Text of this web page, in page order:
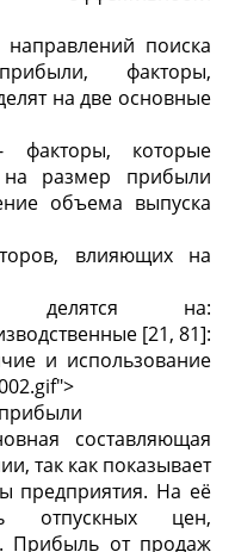
поиска
факторы,
на две основные
факторы, которые
на размер прибыли
объема выпуска
влияющих на
делятся на:
[21, 81]:
и использование
составляющая
так как показывает
предприятия. На её
отпускных цен,
Прибыль от продаж